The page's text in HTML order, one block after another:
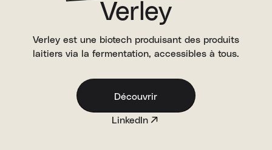
Verley
Verley est une biotech produisant des produits
laitiers via la fermentation, accessibles à tous.
Découvrir
LinkedIn